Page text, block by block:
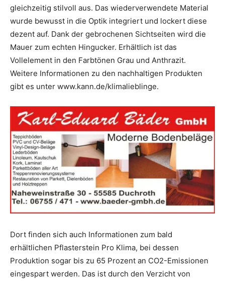
gleichzeitig stilvoll aus. Das wiederverwendete Material
wurde bewusst in die Optik integriert und lockert diese
dezent auf. Dank der gebrochenen Sichtseiten wird die
Mauer zum echten Hingucker. Erhältlich ist das
Vollelement in den Farbtönen Grau und Anthrazit.
Weitere Informationen zu den nachhaltigen Produkten
gibt es unter www.kann.de/klimalieblinge.
Dort finden sich auch Informationen zum bald
erhältlichen Pflasterstein Pro Klima, bei dessen
Produktion sogar bis zu 65 Prozent an CO2-Emissionen
eingespart werden. Das ist durch den Verzicht von